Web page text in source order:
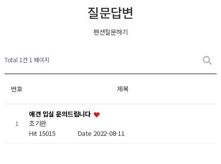
질문답변
펜션질문하기
Total 1건 1 페이지
번호 제목
1
애견 입실 문의드립니다
조기완
Hit 15015 Date 2022-08-11